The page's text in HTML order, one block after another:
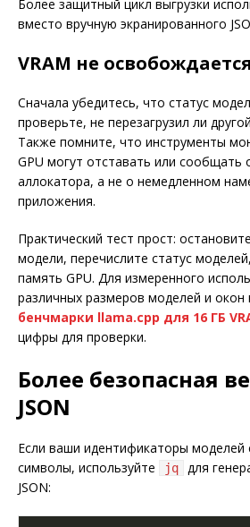
Более защитный цикл выгрузки
вместо вручную экранированного
VRAM не
Сначала убедитесь, что статус
проверьте, не перезагрузил ли
Также помните, что инструменты
GPU могут отставать или сообщать
аллокатора, а не о немедленном
приложения.
Практический тест прост:
модели, перечислите статус
память GPU. Для измеренного
различных размеров моделей и окон
бенчмарки llama.cpp для 16 ГБ
цифры для проверки.
Более безопасная
JSON
Если ваши идентификаторы
символы, используйте
jq
для
JSON: